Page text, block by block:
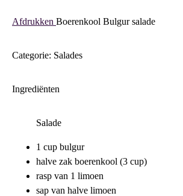
Afdrukken Boerenkool Bulgur salade
Categorie: Salades
Ingrediënten
Salade
1 cup bulgur
halve zak boerenkool (3 cup)
rasp van 1 limoen
sap van halve limoen